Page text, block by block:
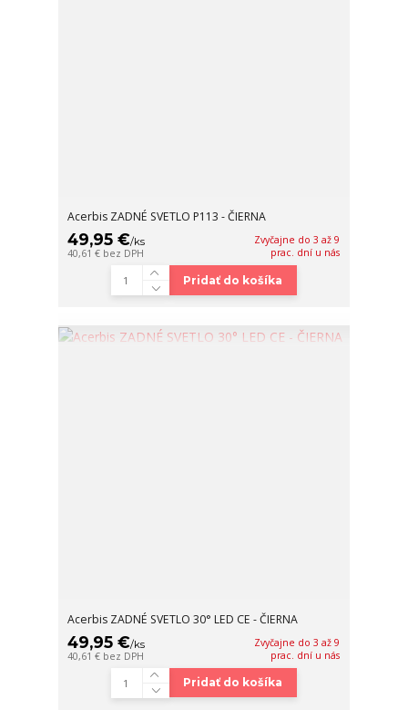
Acerbis ZADNÉ SVETLO P113 - ČIERNA
49,95 €/ks
40,61 € bez DPH
Zvyčajne do 3 až 9
prac. dní u nás
Pridať do košíka
Acerbis ZADNÉ SVETLO 30° LED CE - ČIERNA
49,95 €/ks
40,61 € bez DPH
Zvyčajne do 3 až 9
prac. dní u nás
Pridať do košíka